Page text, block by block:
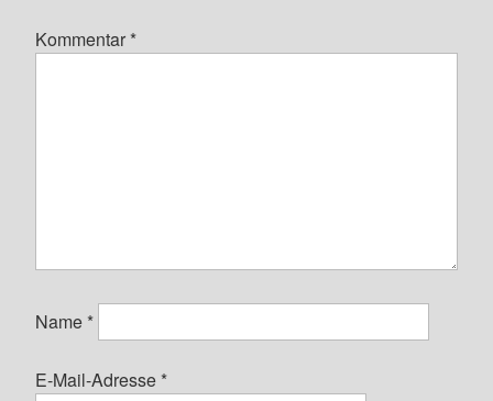
Kommentar *
Name *
E-Mail-Adresse *